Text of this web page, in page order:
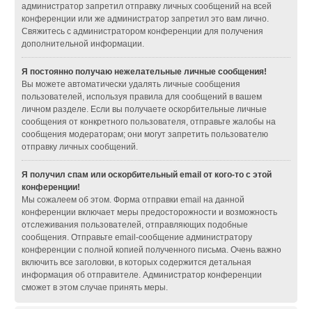
администратор запретил отправку личных сообщений на всей
конференции или же администратор запретил это вам лично.
Свяжитесь с администратором конференции для получения
дополнительной информации.
Я постоянно получаю нежелательные личные сообщения!
Вы можете автоматически удалять личные сообщения
пользователей, используя правила для сообщений в вашем
личном разделе. Если вы получаете оскорбительные личные
сообщения от конкретного пользователя, отправьте жалобы на
сообщения модераторам; они могут запретить пользователю
отправку личных сообщений.
Я получил спам или оскорбительный email от кого-то с этой
конференции!
Мы сожалеем об этом. Форма отправки email на данной
конференции включает меры предосторожности и возможность
отслеживания пользователей, отправляющих подобные
сообщения. Отправьте email-сообщение администратору
конференции с полной копией полученного письма. Очень важно
включить все заголовки, в которых содержится детальная
информация об отправителе. Администратор конференции
сможет в этом случае принять меры.